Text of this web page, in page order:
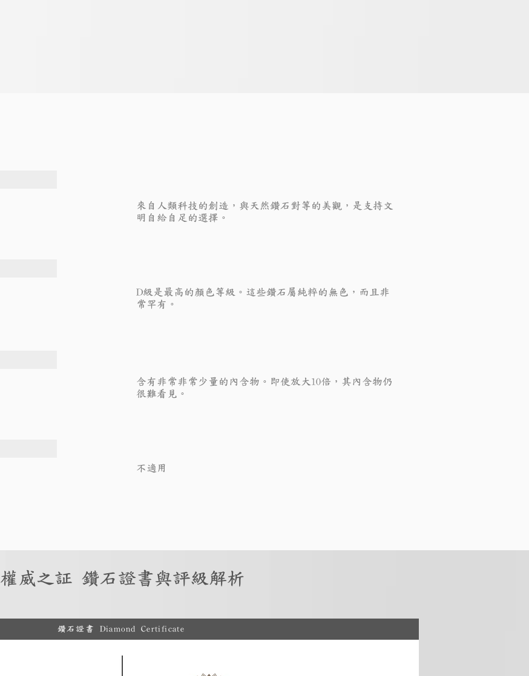
來自人類科技的創造，與天然鑽石對等的美觀，是支持文
明自給自足的選擇。
D級是最高的顏色等級。這些鑽石屬純粹的無色，而且非
常罕有。
含有非常非常少量的內含物。即使放大10倍，其內含物仍
很難看見。
不適用
鑽石證書 Diamond Certificate
權威之証 鑽石證書與評級解析